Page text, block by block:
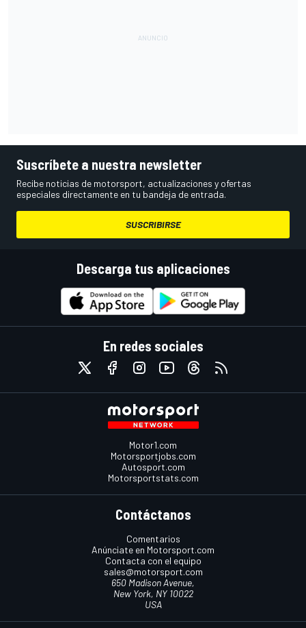
Suscríbete a nuestra newsletter
Recibe noticias de motorsport, actualizaciones y ofertas
especiales directamente en tu bandeja de entrada.
SUSCRIBIRSE
Descarga tus aplicaciones
En redes sociales
Motor1.com
Motorsportjobs.com
Autosport.com
Motorsportstats.com
Contáctanos
Comentarios
Anúnciate en Motorsport.com
Contacta con el equipo
sales@motorsport.com
650 Madison Avenue,
New York, NY 10022
USA